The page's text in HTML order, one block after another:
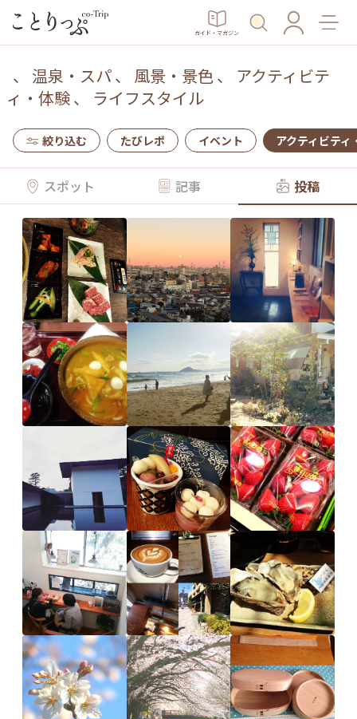
ガイド・マガジン
、 温泉・スパ、 風景・景色、 アクティビテ
ィ・体験、 ライフスタイル
絞り込む たびレポ イベント アクティビティ
スポット 記事 投稿